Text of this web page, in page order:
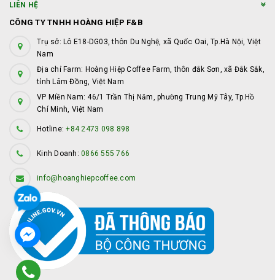
LIÊN HỆ
CÔNG TY TNHH HOÀNG HIỆP F&B
Trụ sở: Lô E18-DG03, thôn Du Nghệ, xã Quốc Oai, Tp.Hà Nội, Việt
Nam
Địa chỉ Farm: Hoàng Hiệp Coffee Farm, thôn đắk Sơn, xã Đắk Sắk,
tỉnh Lâm Đồng, Việt Nam
VP Miền Nam: 46/1 Trần Thị Năm, phường Trung Mỹ Tây, Tp.Hồ
Chí Minh, Việt Nam
Hotline:+84 2473 098 898
Kinh Doanh: 0866 555 766
info@hoanghiepcoffee.com